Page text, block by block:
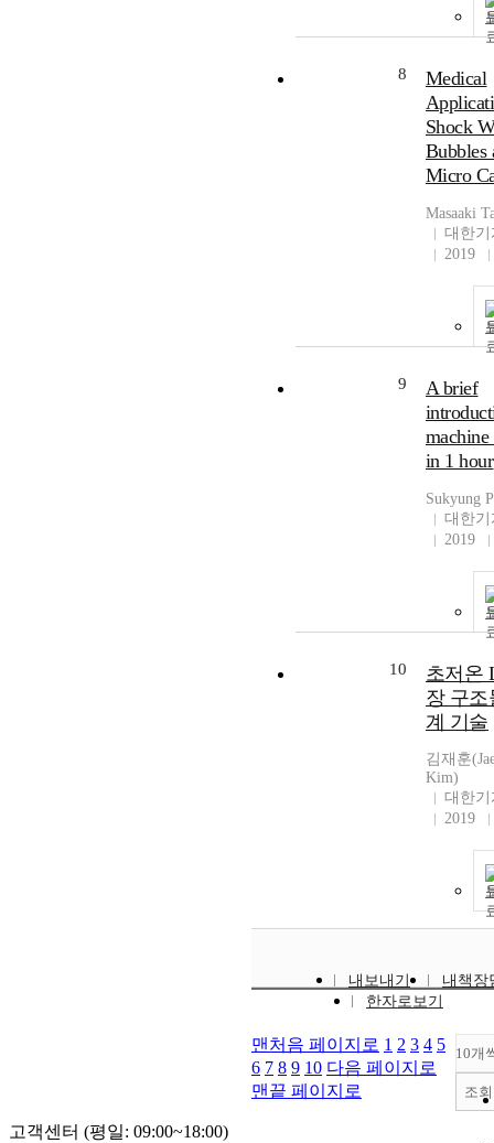
8
Medical
Shock
Bubbles
Micro
Masaaki
대한
2019
9
A brief
in 1 hour
Sukyung
대한
2019
10
초저온
장 구조
계 기술
김재훈
Kim)
대한
2019
내보내기
내책장
한자로보기
10개
조회
맨처음 페이지로 1 2 3 4 5
6 7 8 9 10 다음 페이지로
맨끝 페이지로
고객센터 (평일: 09:00~18:00)